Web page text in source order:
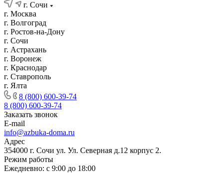
г. Сочи
г. Москва
г. Волгоград
г. Ростов-на-Дону
г. Сочи
г. Астрахань
г. Воронеж
г. Краснодар
г. Ставрополь
г. Ялта
8 (800) 600-39-74
8 (800) 600-39-74
Заказать звонок
E-mail
info@azbuka-doma.ru
Адрес
354000 г. Сочи ул. Ул. Северная д.12 корпус 2.
Режим работы
Ежедневно: с 9:00 до 18:00